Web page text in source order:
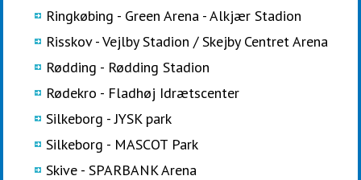
Ringkøbing - Green Arena - Alkjær Stadion
Risskov - Vejlby Stadion / Skejby Centret Arena
Rødding - Rødding Stadion
Rødekro - Fladhøj Idrætscenter
Silkeborg - JYSK park
Silkeborg - MASCOT Park
Skive - SPARBANK Arena